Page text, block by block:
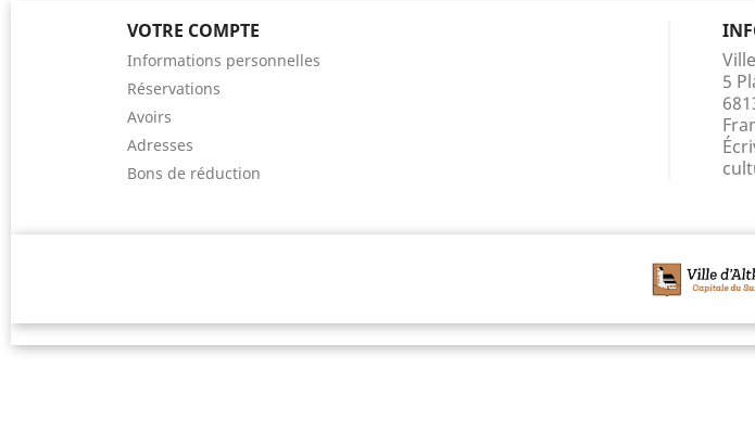
VOTRE COMPTE
Informations personnelles
Réservations
Avoirs
Adresses
Bons de réduction
5